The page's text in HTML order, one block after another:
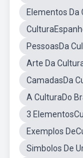
Elementos Da
PessoasDa
Arte Da
CamadasDa
A CulturaDo
3
Exemplos
Simbolos De